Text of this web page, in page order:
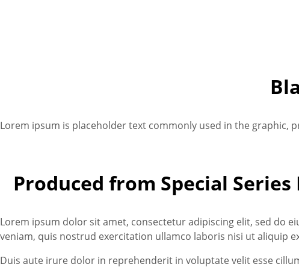
Lorem ipsum is placeholder text commonly used in the graphic,
Produced from Special
Lorem ipsum dolor sit amet, consectetur adipiscing elit, sed do
veniam, quis nostrud exercitation ullamco laboris nisi ut aliquip
Duis aute irure dolor in reprehenderit in voluptate velit esse